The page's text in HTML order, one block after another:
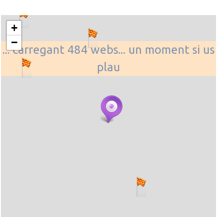
... carregant 484 webs... un moment si us
plau
+
−